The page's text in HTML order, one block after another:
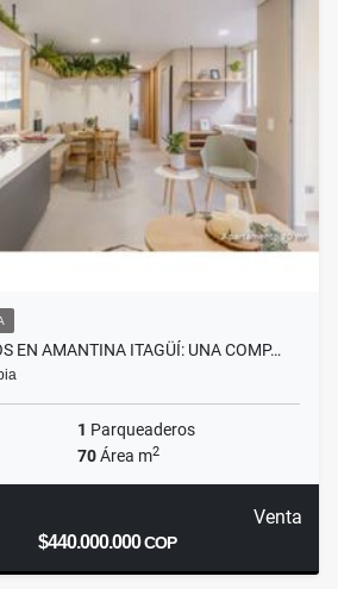
EN AMANTINA ITAGÜÍ: UNA COMP…
1 Parqueaderos
70Área m2
Venta
$440.000.000COP